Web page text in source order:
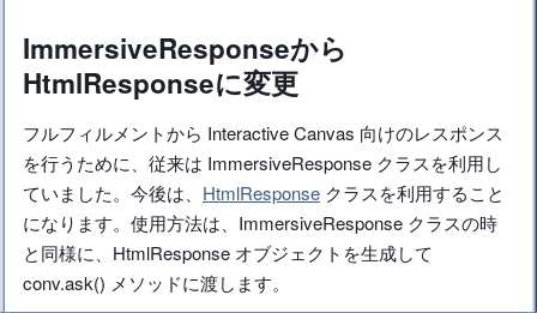
ImmersiveResponseから
HtmlResponseに変更
フルフィルメントから Interactive Canvas 向けのレスポンス
を行うために、従来は ImmersiveResponse クラスを利用し
ていました。今後は、 HtmlResponse クラスを利用すること
になります。使用方法は、ImmersiveResponse クラスの時
と同様に、HtmlResponse オブジェクトを生成して
conv.ask() メソッドに渡します。